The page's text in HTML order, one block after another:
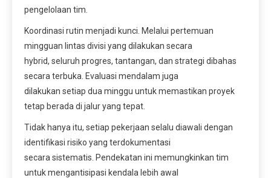
pengelolaan tim.
Koordinasi rutin menjadi kunci. Melalui pertemuan
mingguan lintas divisi yang dilakukan secara
hybrid, seluruh progres, tantangan, dan strategi dibahas
secara terbuka. Evaluasi mendalam juga
dilakukan setiap dua minggu untuk memastikan proyek
tetap berada di jalur yang tepat.
Tidak hanya itu, setiap pekerjaan selalu diawali dengan
identifikasi risiko yang terdokumentasi
secara sistematis. Pendekatan ini memungkinkan tim
untuk mengantisipasi kendala lebih awal